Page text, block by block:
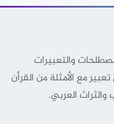
والتعبيرات
مع الأمثلة من القرأن
العربي.